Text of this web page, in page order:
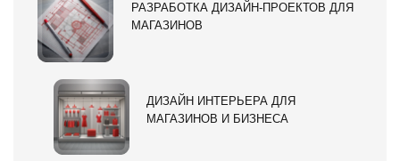
РАЗРАБОТКА ДИЗАЙН-ПРОЕКТОВ ДЛЯ
МАГАЗИНОВ
ДИЗАЙН ИНТЕРЬЕРА ДЛЯ
МАГАЗИНОВ И БИЗНЕСА